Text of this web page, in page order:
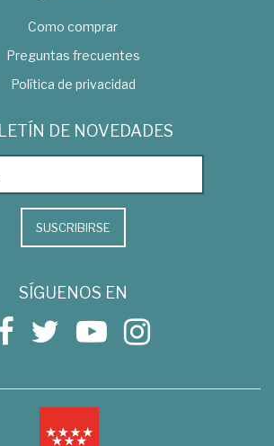
Como comprar
Preguntas frecuentes
Política de privacidad
DE NOVEDADES
SUSCRIBIRSE
SÍGUENOS EN